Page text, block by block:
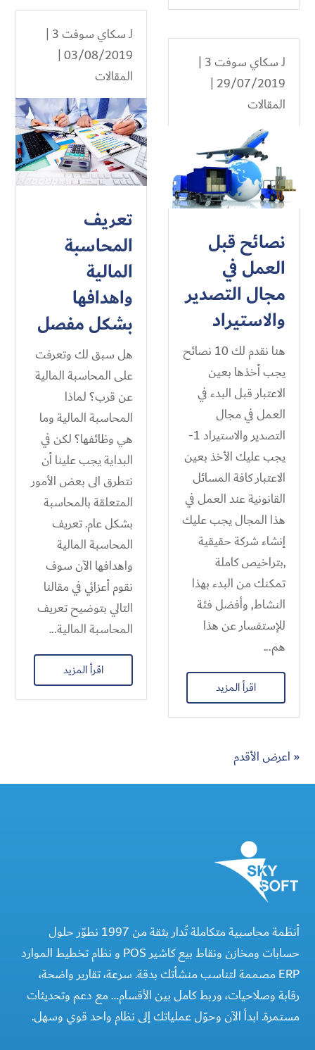
لـسكاي سوفت 3
|
03/08/2019 |
المقالات
تعريف
المحاسبة
المالية
واهدافها
بشكل مفصل
هل سبق لك وتعرفت
على المحاسبة المالية
عن قرب؟ لماذا
المحاسبة المالية وما
هي وظائفها؟ لكن في
البداية يجب علينا أن
نتطرق الى بعض الأمور
المتعلقة بالمحاسبة
بشكل عام. تعريف
المحاسبة المالية
واهدافها الآن سوف
نقوم أعزائي في مقالنا
التالي بتوضيح تعريف
المحاسبة المالية...
اقرأ المزيد
لـسكاي سوفت 3
|
29/07/2019 |
المقالات
نصائح قبل
العمل في
مجال التصدير
والاستيراد
هنا نقدم لك 10 نصائح
يجب أخذها بعين
الاعتبار قبل البدء في
العمل في مجال
التصدير والاستيراد 1-
يجب عليك الأخذ بعين
الاعتبار كافة المسائل
القانونية عند العمل في
هذا المجال يجب عليك
إنشاء شركة حقيقية
,بتراخيص كاملة
تمكنك من البدء بهذا
النشاط, وأفضل فئة
للإستفسار عن هذا
هم...
اقرأ المزيد
« اعرض الأقدم
أنظمة محاسبية متكاملة تُدار بثقة من 1997 نطوّر حلول
حسابات ومخازن ونقاط بيع كاشير POS و نظام تخطيط الموارد
ERP مصممة لتناسب منشأتك بدقة. سرعة، تقارير واضحة،
رقابة وصلاحيات، وربط كامل بين الأقسام… مع دعم وتحديثات
مستمرة. ابدأ الآن وحوّل عملياتك إلى نظام واحد قوي وسهل.